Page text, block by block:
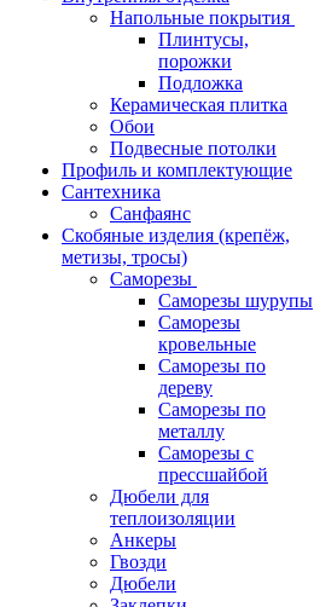
Напольные покрытия
Плинтусы,
порожки
Подложка
Керамическая плитка
Обои
Подвесные потолки
Профиль и комплектующие
Сантехника
Санфаянс
Скобяные изделия (крепёж,
метизы, тросы)
Саморезы
Саморезы шурупы
Саморезы
кровельные
Саморезы по
дереву
Саморезы по
металлу
Саморезы с
прессшайбой
Дюбели для
теплоизоляции
Анкеры
Гвозди
Дюбели